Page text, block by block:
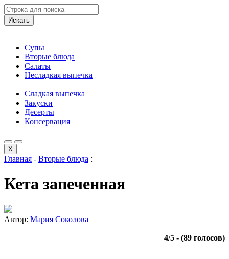
Искать
Супы
Вторые блюда
Салаты
Несладкая выпечка
Сладкая выпечка
Закуски
Десерты
Консервация
X
Главная - Вторые блюда :
Кета запеченная
Автор: Мария Соколова
4/5 - (89 голосов)